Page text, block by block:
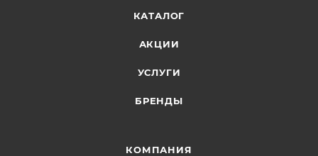
КАТАЛОГ
АКЦИИ
УСЛУГИ
БРЕНДЫ
КОМПАНИЯ